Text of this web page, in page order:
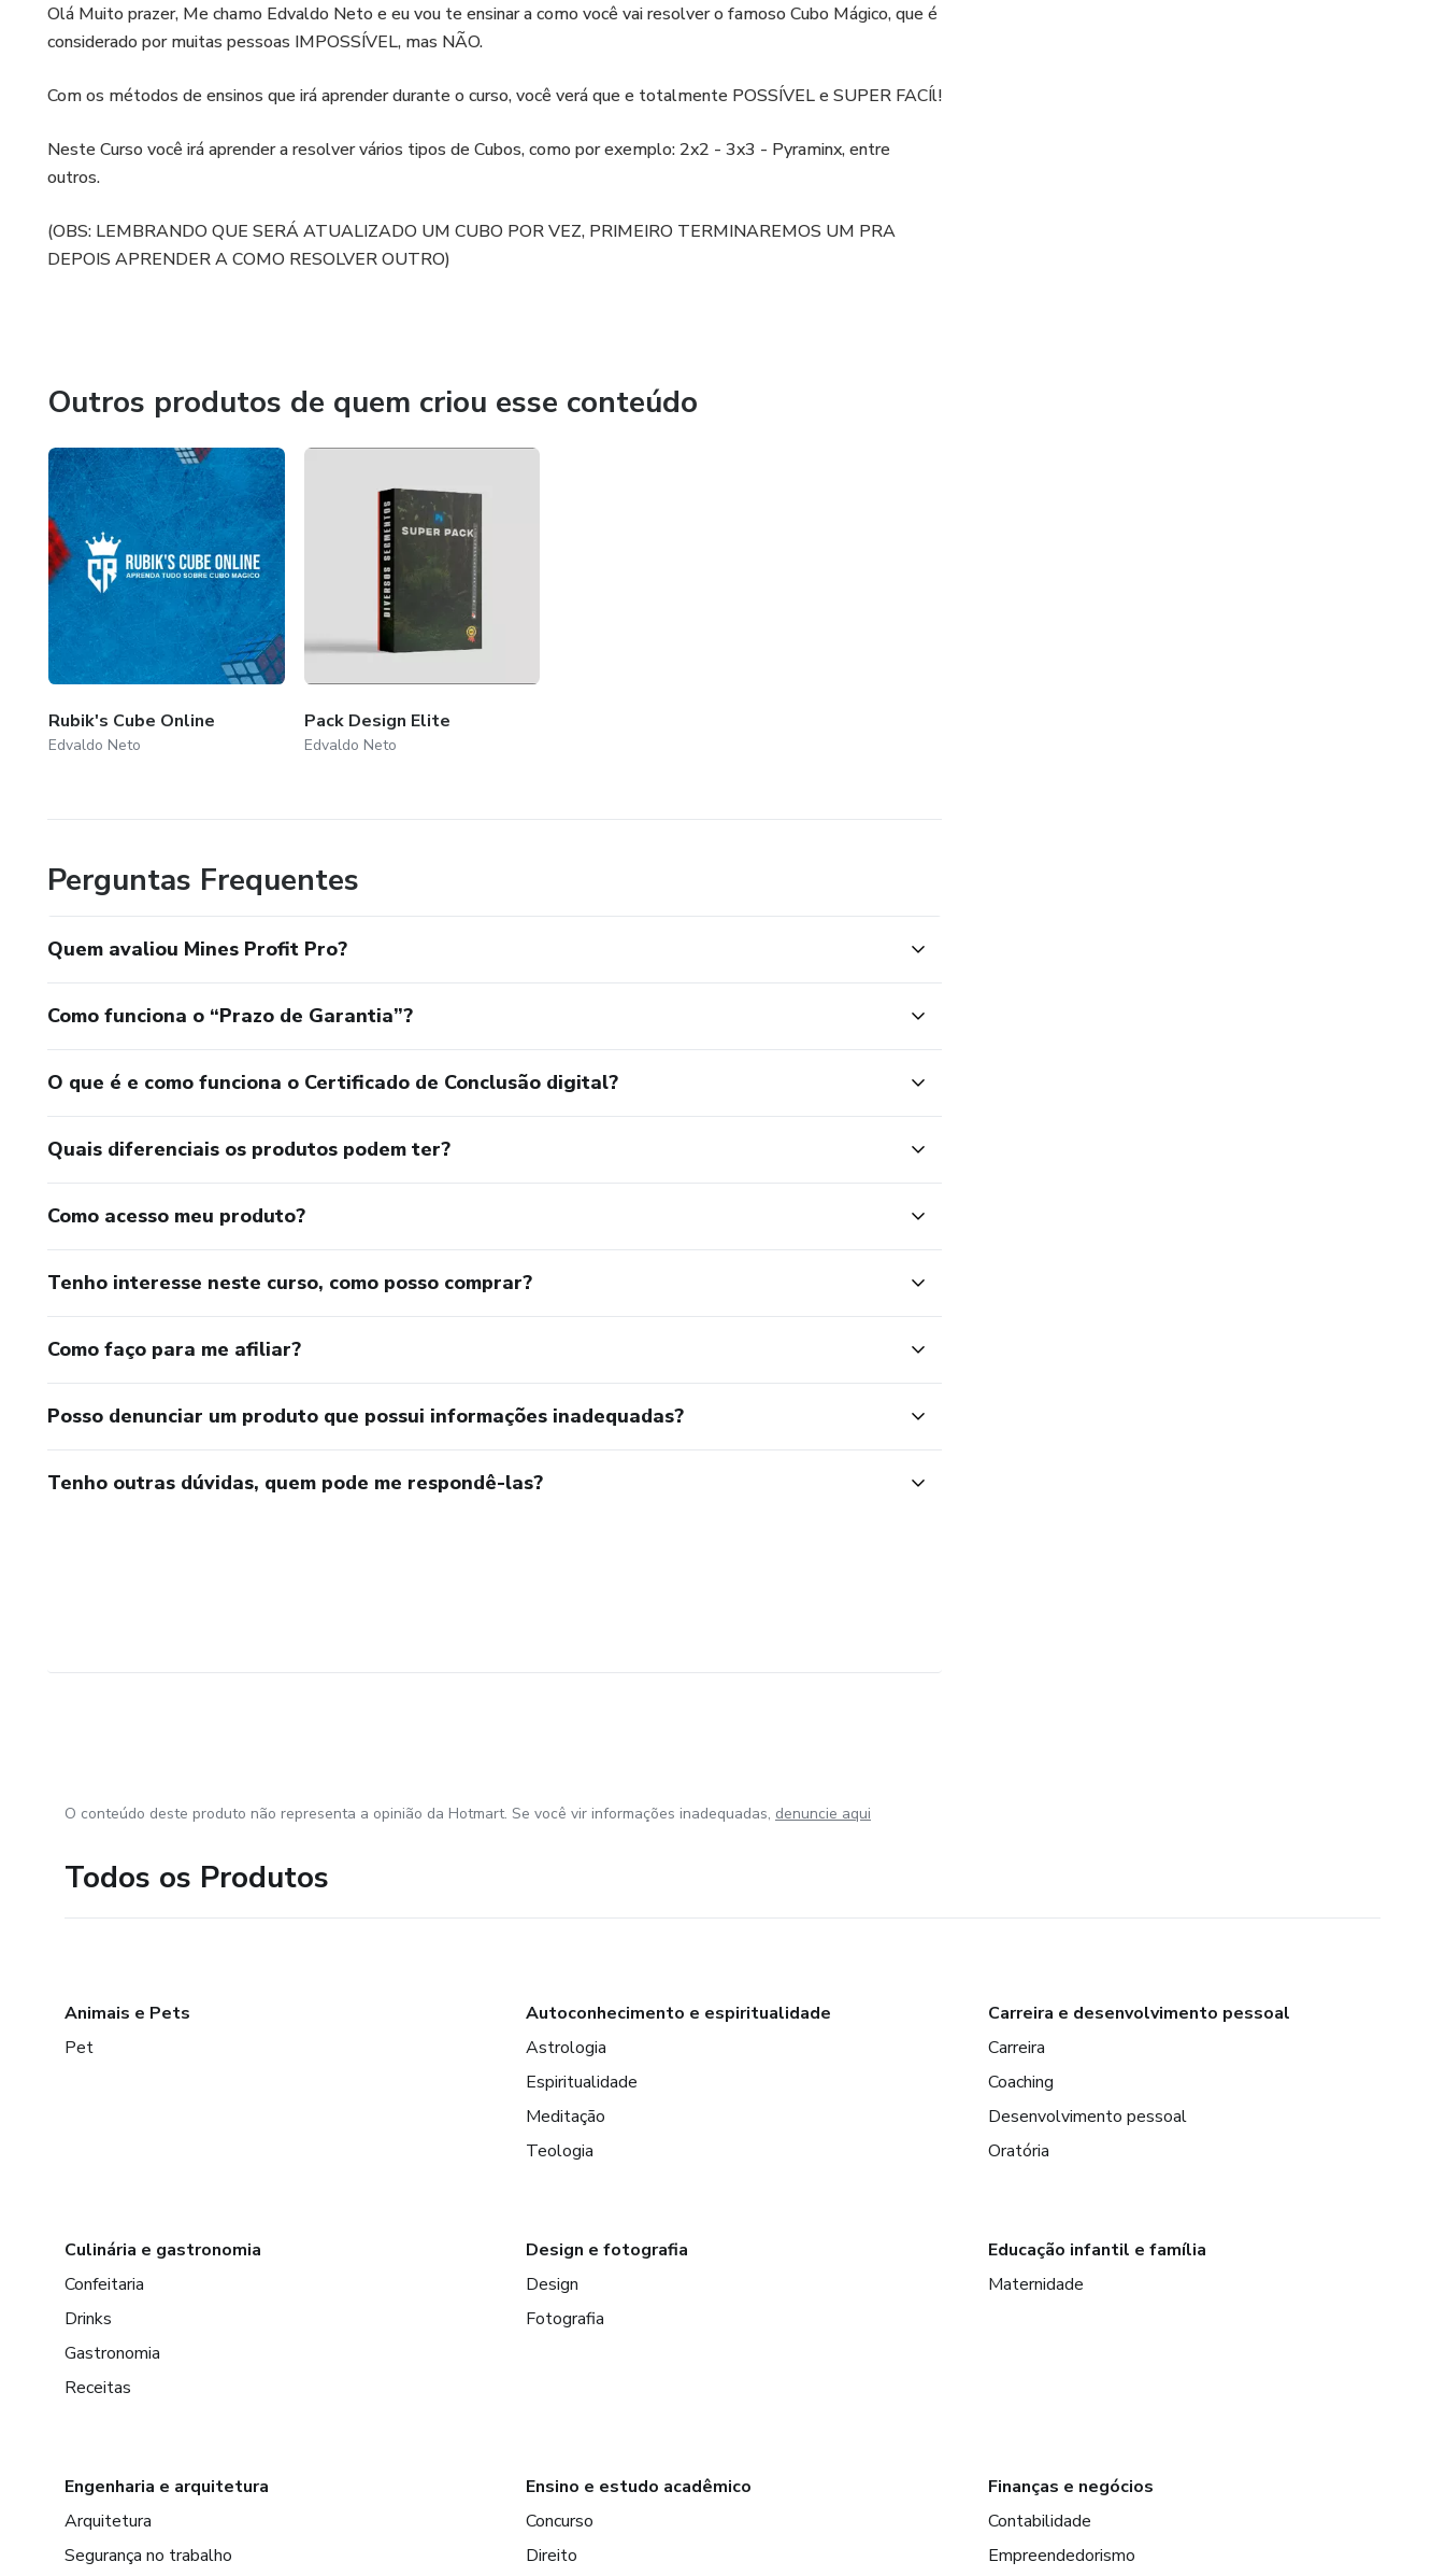
Olá Muito prazer, Me chamo Edvaldo Neto e eu vou te ensinar a como você vai resolver o famoso Cubo Mágico, que é
considerado por muitas pessoas IMPOSSÍVEL, mas NÃO.
Com os métodos de ensinos que irá aprender durante o curso, você verá que e totalmente POSSÍVEL e SUPER FACÍl!
Neste Curso você irá aprender a resolver vários tipos de Cubos, como por exemplo: 2x2 - 3x3 - Pyraminx, entre
outros.
(OBS: LEMBRANDO QUE SERÁ ATUALIZADO UM CUBO POR VEZ, PRIMEIRO TERMINAREMOS UM PRA
DEPOIS APRENDER A COMO RESOLVER OUTRO)
Outros produtos de quem criou esse conteúdo
Rubik's Cube Online
Edvaldo Neto
Pack Design Elite
Edvaldo Neto
Perguntas Frequentes
Quem avaliou Mines Profit Pro?
Como funciona o “Prazo de Garantia”?
O que é e como funciona o Certificado de Conclusão digital?
Quais diferenciais os produtos podem ter?
Como acesso meu produto?
Tenho interesse neste curso, como posso comprar?
Como faço para me afiliar?
Posso denunciar um produto que possui informações inadequadas?
Tenho outras dúvidas, quem pode me respondê-las?
O conteúdo deste produto não representa a opinião da Hotmart. Se você vir informações inadequadas, denuncie aqui
Todos os Produtos
Animais e Pets
Pet
Autoconhecimento e espiritualidade
Astrologia
Espiritualidade
Meditação
Teologia
Carreira e desenvolvimento pessoal
Carreira
Coaching
Desenvolvimento pessoal
Oratória
Culinária e gastronomia
Confeitaria
Drinks
Gastronomia
Receitas
Design e fotografia
Design
Fotografia
Educação infantil e família
Maternidade
Engenharia e arquitetura
Arquitetura
Segurança no trabalho
Ensino e estudo acadêmico
Concurso
Direito
Finanças e negócios
Contabilidade
Empreendedorismo